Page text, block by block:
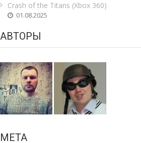
Crash of the Titans (Xbox 360)
01.08.2025
АВТОРЫ
МЕТА